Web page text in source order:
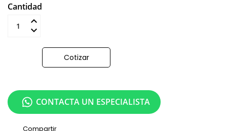
Cantidad
Cotizar
Compartir
CONTACTA UN ESPECIALISTA